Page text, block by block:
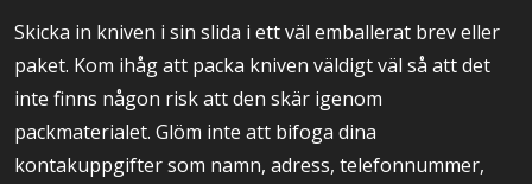
Skicka in kniven i sin slida i ett väl emballerat brev eller
paket. Kom ihåg att packa kniven väldigt väl så att det
inte finns någon risk att den skär igenom
packmaterialet. Glöm inte att bifoga dina
kontakuppgifter som namn, adress, telefonnummer,